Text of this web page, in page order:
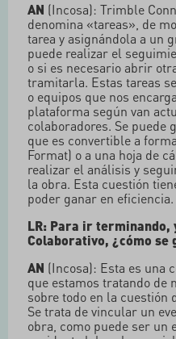
AN (Incosa): Trimble
denomina «tareas», de
tarea y asignándola a un
puede realizar el
o si es necesario abrir
tramitarla. Estas tareas
o equipos que nos
plataforma según van
colaboradores. Se puede
que es convertible a
Format) o a una hoja de
realizar el análisis y
la obra. Esta cuestión
poder ganar en eficiencia.
LR: Para ir terminando,
Colaborativo, ¿cómo se
AN (Incosa): Esta es una
que estamos tratando de
sobre todo en la cuestión
Se trata de vincular un
obra, como puede ser un